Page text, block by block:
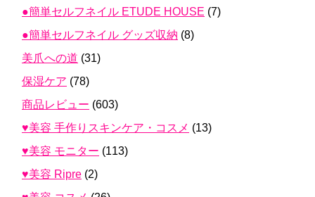
●簡単セルフネイル ETUDE HOUSE (7)
●簡単セルフネイル グッズ収納 (8)
美爪への道 (31)
保湿ケア (78)
商品レビュー (603)
♥美容 手作りスキンケア・コスメ (13)
♥美容 モニター (113)
♥美容 Ripre (2)